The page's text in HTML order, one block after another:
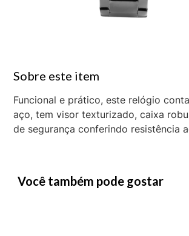
Funcional e prático, este relógio
aço, tem visor texturizado, caixa
de segurança conferindo resistência
Você também pode gostar